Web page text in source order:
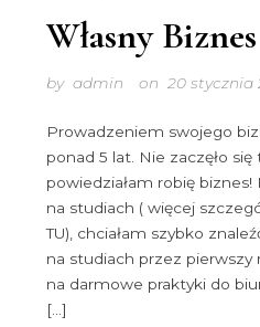
Własny Biznes
by admin on 20 stycznia
Prowadzeniem swojego
ponad 5 lat. Nie zaczęło
powiedziałam robię
na studiach ( więcej
TU), chciałam szybko
na studiach przez pierwszy
na darmowe praktyki do
[…]